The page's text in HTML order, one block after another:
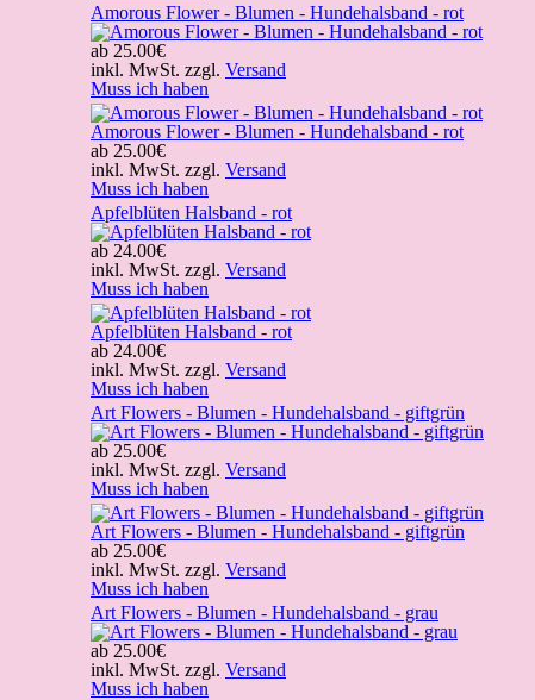
Amorous Flower - Blumen - Hundehalsband - rot
ab 25.00€
inkl. MwSt. zzgl. Versand
Muss ich haben
Amorous Flower - Blumen - Hundehalsband - rot
ab 25.00€
inkl. MwSt. zzgl. Versand
Muss ich haben
Apfelblüten Halsband - rot
ab 24.00€
inkl. MwSt. zzgl. Versand
Muss ich haben
Apfelblüten Halsband - rot
ab 24.00€
inkl. MwSt. zzgl. Versand
Muss ich haben
Art Flowers - Blumen - Hundehalsband - giftgrün
ab 25.00€
inkl. MwSt. zzgl. Versand
Muss ich haben
Art Flowers - Blumen - Hundehalsband - giftgrün
ab 25.00€
inkl. MwSt. zzgl. Versand
Muss ich haben
Art Flowers - Blumen - Hundehalsband - grau
ab 25.00€
inkl. MwSt. zzgl. Versand
Muss ich haben